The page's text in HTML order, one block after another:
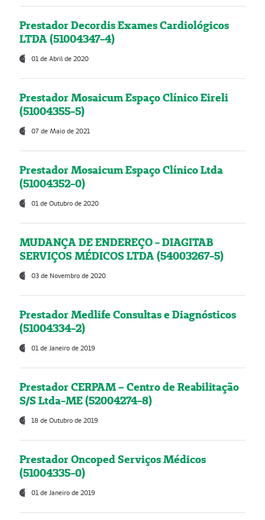
Prestador Decordis Exames Cardiológicos
LTDA (51004347-4)
01 de Abril de 2020
Prestador Mosaicum Espaço Clínico Eireli
(51004355-5)
07 de Maio de 2021
Prestador Mosaicum Espaço Clínico Ltda
(51004352-0)
01 de Outubro de 2020
MUDANÇA DE ENDEREÇO - DIAGITAB
SERVIÇOS MÉDICOS LTDA (54003267-5)
03 de Novembro de 2020
Prestador Medlife Consultas e Diagnósticos
(51004334-2)
01 de Janeiro de 2019
Prestador CERPAM – Centro de Reabilitação
S/S Ltda-ME (52004274-8)
18 de Outubro de 2019
Prestador Oncoped Serviços Médicos
(51004335-0)
01 de Janeiro de 2019